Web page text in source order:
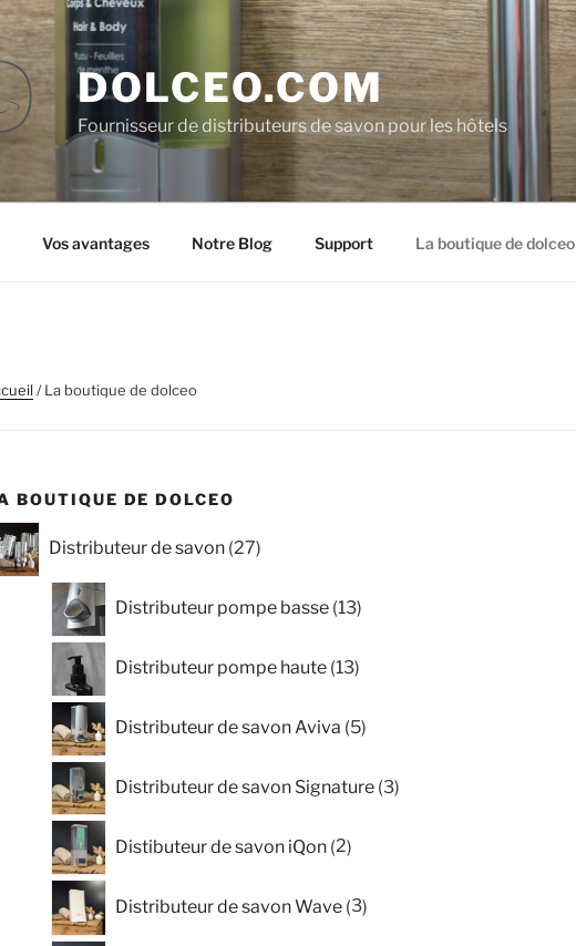
DOLCEO.COM
Fournisseur de distributeurs de savon pour les hôtels
Vos avantages Notre Blog Support La boutique de dolceo
/ La boutique de dolceo
BOUTIQUE DE DOLCEO
Distributeur de savon 27
produits
Distributeur pompe basse 13
produits
Distributeur pompe haute 13
produits
Distributeur de savon Aviva 5
produits
Distributeur de savon Signature 3
produits
Distibuteur de savon iQon 2
produits
Distributeur de savon Wave 3
produits